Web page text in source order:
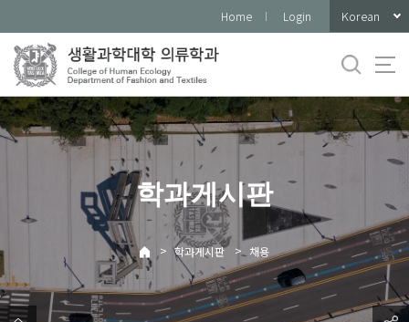
로
메
뉴
Home Login Korean
학과게시판
> 학과게시판 > 채용